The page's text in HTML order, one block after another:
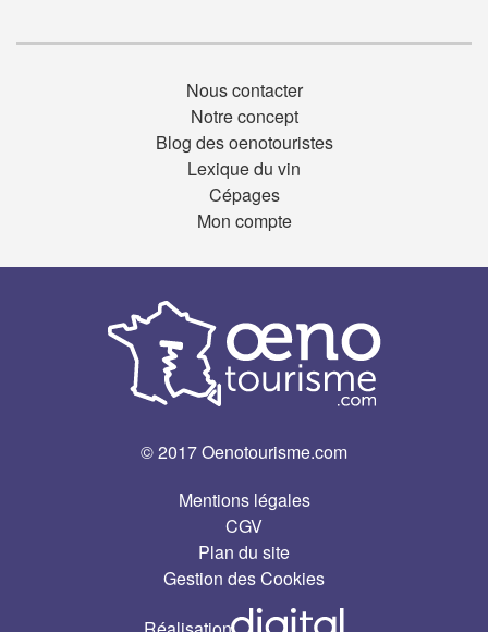
Nous contacter
Notre concept
Blog des oenotouristes
Lexique du vin
Cépages
Mon compte
© 2017 Oenotourisme.com
Mentions légales
CGV
Plan du site
Gestion des Cookies